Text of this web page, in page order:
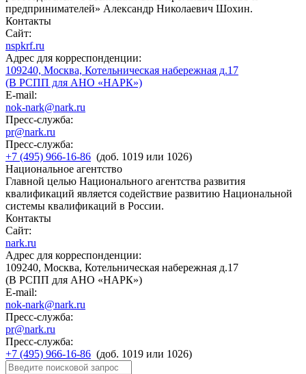
предпринимателей» Александр Николаевич Шохин.
Контакты
Сайт:
nspkrf.ru
Адрес для корреспонденции:
109240, Москва, Котельническая набережная д.17
(В РСПП для АНО «НАРК»)
E-mail:
nok-nark@nark.ru
Пресс-служба:
pr@nark.ru
Пресс-служба:
+7 (495) 966-16-86 (доб. 1019 или 1026)
Национальное агентство
Главной целью Национального агентства развития
квалификаций является содействие развитию Национальной
системы квалификаций в России.
Контакты
Сайт:
nark.ru
Адрес для корреспонденции:
109240, Москва, Котельническая набережная д.17
(В РСПП для АНО «НАРК»)
E-mail:
nok-nark@nark.ru
Пресс-служба:
pr@nark.ru
Пресс-служба:
+7 (495) 966-16-86 (доб. 1019 или 1026)